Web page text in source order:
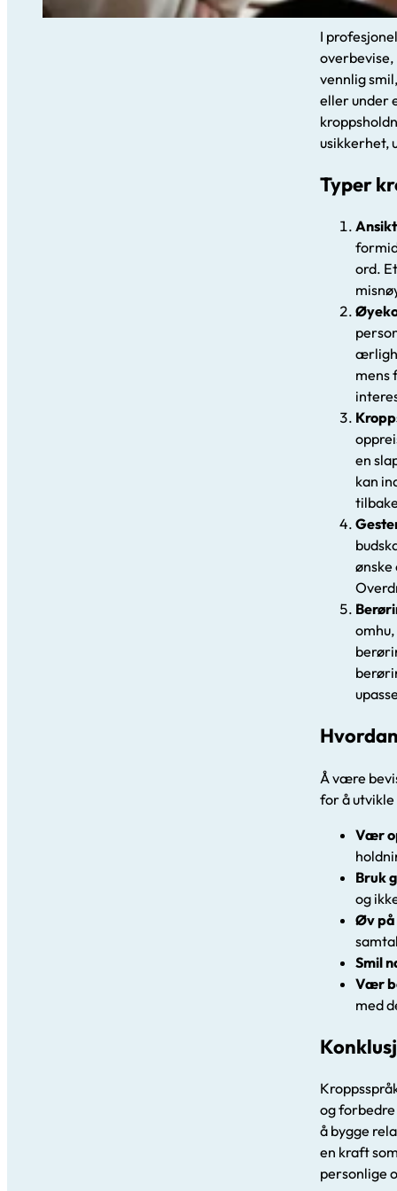
I
overbevise,
vennlig
eller under
usikkerhet,
Typer
ord.
mens
en
kan
Å være
for å
Vær
Bruk
og
Øv
Smil
Vær
med
og
å bygge
en kraft
personlige